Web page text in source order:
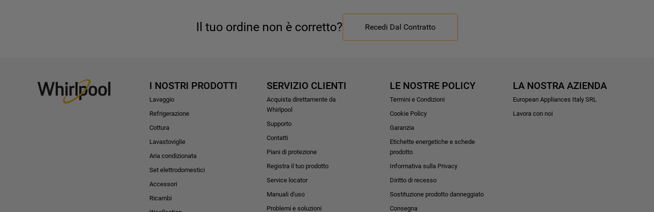
Il tuo ordine non è corretto? Recedi Dal Contratto
I NOSTRI PRODOTTI
Lavaggio
Refrigerazione
Cottura
Lavastoviglie
Aria condizionata
Set elettrodomestici
Accessori
Ricambi
SERVIZIO CLIENTI
Acquista direttamente da
Whirlpool
Supporto
Contatti
Piani di protezione
Registra il tuo prodotto
Service locator
Manuali d'uso
Problemi e soluzioni
LE NOSTRE POLICY
Termini e Condizioni
Cookie Policy
Garanzia
Etichette energetiche e schede
prodotto
Informativa sulla Privacy
Diritto di recesso
Sostituzione prodotto danneggiato
Consegna
LA NOSTRA AZIENDA
European Appliances Italy SRL
Lavora con noi